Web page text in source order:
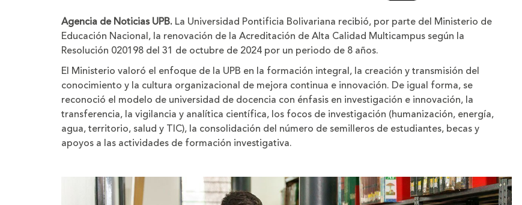
de
la
letra
de
la
letra
Agencia de Noticias UPB. La Universidad Pontificia Bolivariana recibió, por parte del Ministerio de
Educación Nacional, la renovación de la Acreditación de Alta Calidad Multicampus según la
Resolución 020198 del 31 de octubre de 2024 por un periodo de 8 años.
El Ministerio valoró el enfoque de la UPB en la formación integral, la creación y transmisión del
conocimiento y la cultura organizacional de mejora continua e innovación. De igual forma, se
reconoció el modelo de universidad de docencia con énfasis en investigación e innovación, la
transferencia, la vigilancia y analítica científica, los focos de investigación (humanización, energía,
agua, territorio, salud y TIC), la consolidación del número de semilleros de estudiantes, becas y
apoyos a las actividades de formación investigativa.